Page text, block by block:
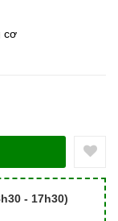
cơ
- 17h30)